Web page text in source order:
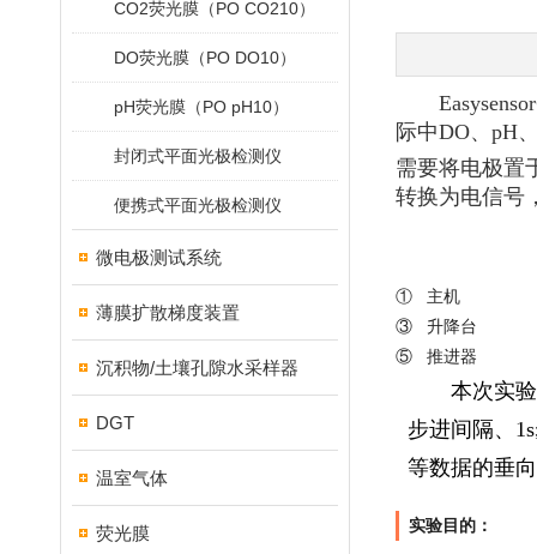
CO2荧光膜（PO CO210）
DO荧光膜（PO DO10）
pH荧光膜（PO pH10）
封闭式平面光极检测仪
便携式平面光极检测仪
微电极测试系统
薄膜扩散梯度装置
沉积物/土壤孔隙水采样器
DGT
温室气体
荧光膜
际中DO、pH
需要将电极置
转换为电信号
① 主机
③ 升降台
⑤ 推进器
本次实
步进间隔、
等数据的垂
实验目的：